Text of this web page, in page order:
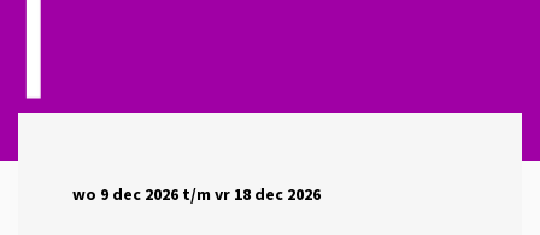
wo 9 dec 2026 t/mvr 18 dec 2026